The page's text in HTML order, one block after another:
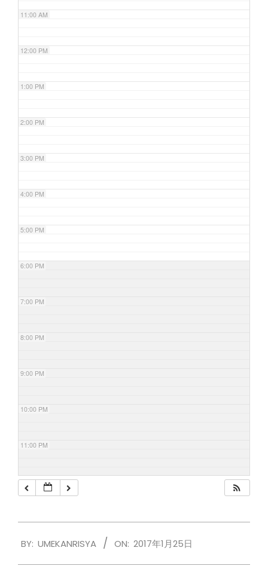
11:00 AM
12:00 PM
1:00 PM
2:00 PM
3:00 PM
4:00 PM
5:00 PM
6:00 PM
7:00 PM
8:00 PM
9:00 PM
10:00 PM
11:00 PM
01-
BY: UMEKANRISYA ON: 2017年1月25日